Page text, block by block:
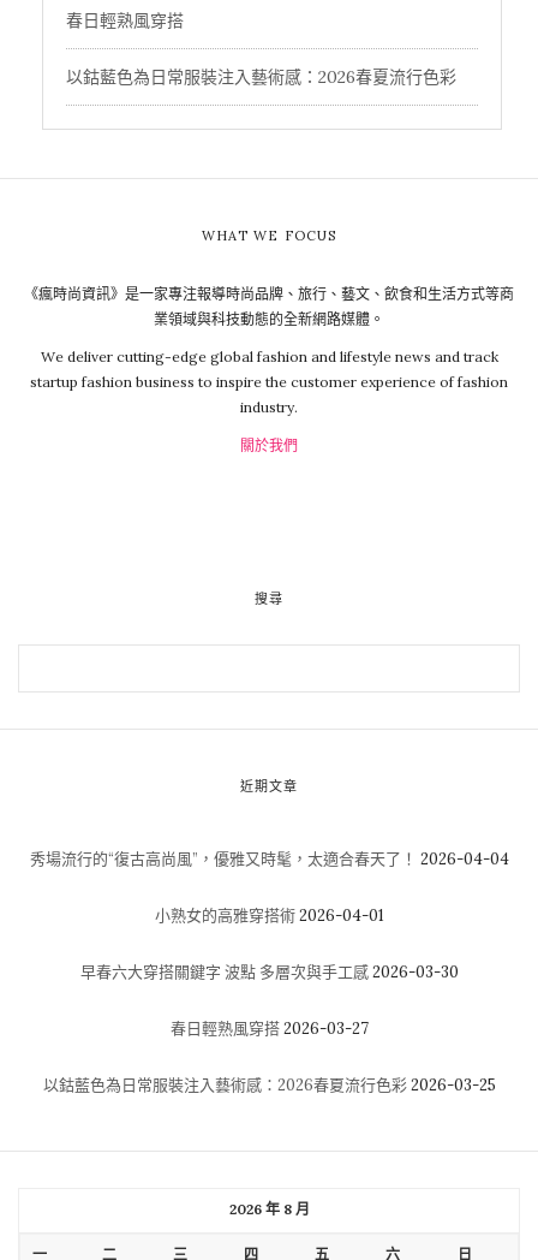
春日輕熟風穿搭
以鈷藍色為日常服裝注入藝術感：2026春夏流行色彩
WHAT WE FOCUS
《瘋時尚資訊》是一家專注報導時尚品牌、旅行、藝文、飲食和生活方式等商
業領域與科技動態的全新網路媒體。
We deliver cutting-edge global fashion and lifestyle news and track
startup fashion business to inspire the customer experience of fashion
industry.
關於我們
搜尋
近期文章
秀場流行的“復古高尚風”，優雅又時髦，太適合春天了！ 2026-04-04
小熟女的高雅穿搭術 2026-04-01
早春六大穿搭關鍵字 波點 多層次與手工感 2026-03-30
春日輕熟風穿搭 2026-03-27
以鈷藍色為日常服裝注入藝術感：2026春夏流行色彩 2026-03-25
2026 年 8 月
一 二 三 四 五 六 日